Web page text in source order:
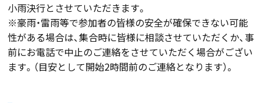
小雨決行とさせていただきます。
※豪雨・雷雨等で参加者の皆様の安全が確保できない可能
性がある場合は、集合時に皆様に相談させていただくか、事
前にお電話で中止のご連絡をさせていただく場合がござい
ます。（目安として開始2時間前のご連絡となります）。